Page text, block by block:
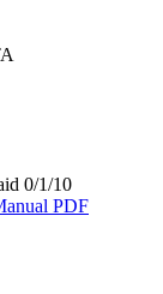
0/1/10
PDF